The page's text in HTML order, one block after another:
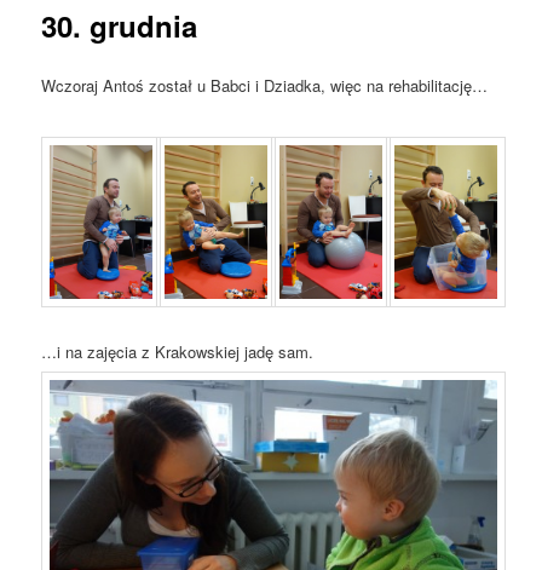
30. grudnia
Wczoraj Antoś został u Babci i Dziadka, więc na rehabilitację…
…i na zajęcia z Krakowskiej jadę sam.